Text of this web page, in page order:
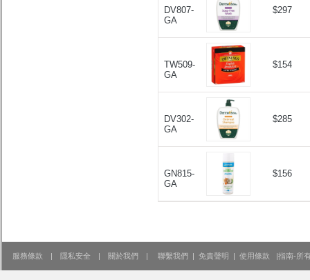
DV807-
GA
$297
TW509-
GA
$154
DV302-
GA
$285
GN815-
GA
$156
服務條款 | 隱私安全 | 關於我們 | 聯繫我們 | 免責聲明 | 使用條款 |指南-所